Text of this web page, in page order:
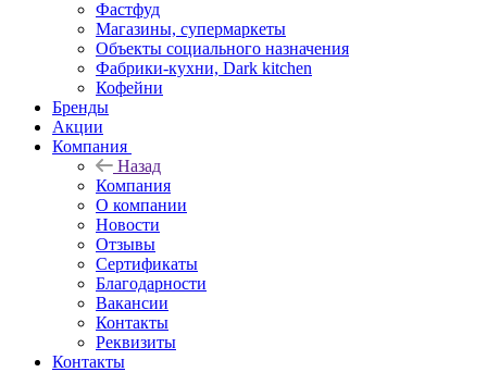
Фастфуд
Магазины, супермаркеты
Объекты социального назначения
Фабрики-кухни, Dark kitchen
Кофейни
Бренды
Акции
Компания
Назад
Компания
О компании
Новости
Отзывы
Сертификаты
Благодарности
Вакансии
Контакты
Реквизиты
Контакты